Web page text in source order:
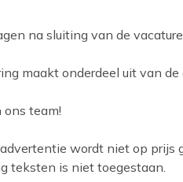
na sluiting van de
maakt onderdeel uit van de
team!
wordt niet op prijs
teksten is niet toegestaan.